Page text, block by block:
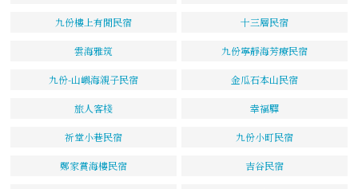
九份樓上有閒民宿 十三層民宿
雲海雅筑 九份寧靜海芳療民宿
九份-山嶼海親子民宿 金瓜石本山民宿
旅人客棧 幸福驛
祈堂小巷民宿 九份小町民宿
鄭家賞海樓民宿 吉谷民宿